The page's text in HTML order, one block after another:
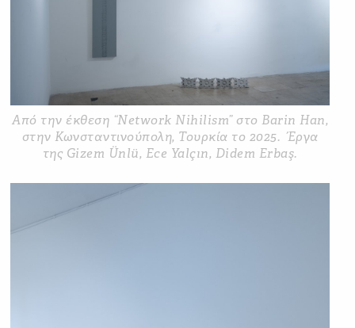
Από την έκθεση “Network Nihilism” στο Barin Han,
στην Κωνσταντινούπολη, Τουρκία το 2025. Έργα
της Gizem Ünlü, Ece Yalçın, Didem Erbaş.